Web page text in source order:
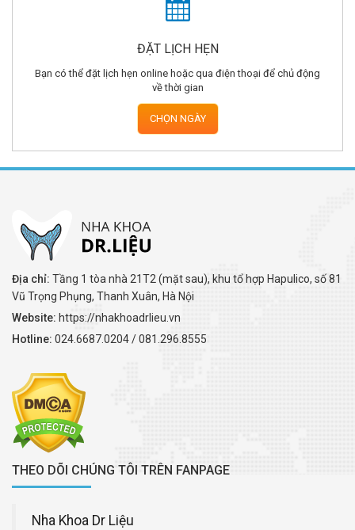
ĐẶT LỊCH HẸN
Bạn có thể đặt lịch hẹn online hoặc qua điện thoại để chủ động
về thời gian
CHỌN NGÀY
Địa chỉ: Tầng 1 tòa nhà 21T2 (mặt sau), khu tổ hợp Hapulico, số 81
Vũ Trọng Phụng, Thanh Xuân, Hà Nội
Website: https://nhakhoadrlieu.vn
Hotline: 024.6687.0204 / 081.296.8555
THEO DÕI CHÚNG TÔI TRÊN FANPAGE
Nha Khoa Dr Liệu